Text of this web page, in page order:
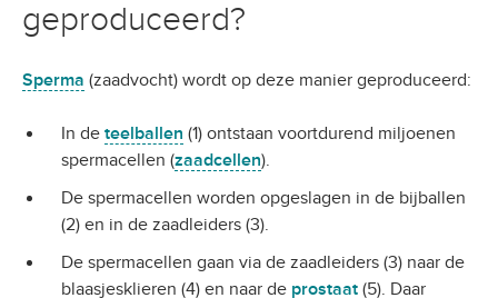
geproduceerd?
Sperma (zaadvocht) wordt op deze manier geproduceerd:
In de teelballen (1) ontstaan voortdurend miljoenen
spermacellen (zaadcellen).
De spermacellen worden opgeslagen in de bijballen
(2) en in de zaadleiders (3).
De spermacellen gaan via de zaadleiders (3) naar de
blaasjesklieren (4) en naar de prostaat (5). Daar